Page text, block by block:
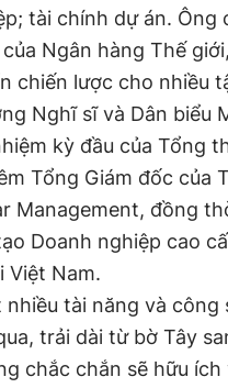
tài chính dự án. Ông
Ngân hàng Thế
chiến lược cho nhiều
Nghĩ sĩ và Dân biểu
kỳ đầu của Tổng
Tổng Giám đốc của
Management, đồng
Doanh nghiệp cao
Việt Nam.
tài năng và công
trải dài từ bờ Tây
chắc chắn sẽ hữu ích